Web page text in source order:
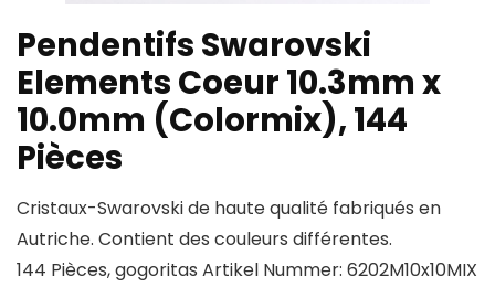
Pendentifs Swarovski
Elements Coeur 10.3mm x
10.0mm (Colormix), 144
Pièces
Cristaux-Swarovski de haute qualité fabriqués en
Autriche. Contient des couleurs différentes.
144 Pièces, gogoritas Artikel Nummer: 6202M10x10MIX